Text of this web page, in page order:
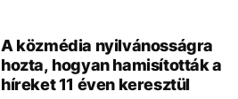
A közmédia nyilvánosságra
hozta, hogyan hamisították a
híreket 11 éven keresztül